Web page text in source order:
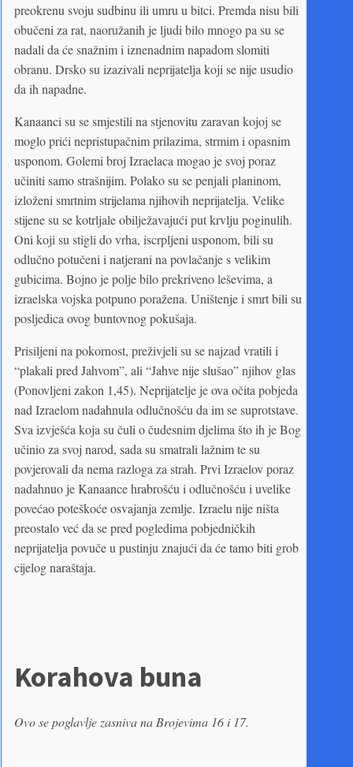
preokrenu svoju sudbinu ili umru u bitci. Premda nisu bili
obučeni za rat, naoružanih je ljudi bilo mnogo pa su se
nadali da će snažnim i iznenadnim napadom slomiti
obranu. Drsko su izazivali neprijatelja koji se nije usudio
da ih napadne.
Kanaanci su se smjestili na stjenovitu zaravan kojoj se
moglo prići nepristupačnim prilazima, strmim i opasnim
usponom. Golemi broj Izraelaca mogao je svoj poraz
učiniti samo strašnijim. Polako su se penjali planinom,
izloženi smrtnim strijelama njihovih neprijatelja. Velike
stijene su se kotrljale obilježavajući put krvlju poginulih.
Oni koji su stigli do vrha, iscrpljeni usponom, bili su
odlučno potučeni i natjerani na povlačanje s velikim
gubicima. Bojno je polje bilo prekriveno leševima, a
izraelska vojska potpuno poražena. Uništenje i smrt bili su
posljedica ovog buntovnog pokušaja.
Prisiljeni na pokornost, preživjeli su se najzad vratili i
“plakali pred Jahvom”, ali “Jahve nije slušao” njihov glas
(Ponovljeni zakon 1,45). Neprijatelje je ova očita pobjeda
nad Izraelom nadahnula odlučnošću da im se suprotstave.
Sva izvješća koja su čuli o čudesnim djelima što ih je Bog
učinio za svoj narod, sada su smatrali lažnim te su
povjerovali da nema razloga za strah. Prvi Izraelov poraz
nadahnuo je Kanaance hrabrošću i odlučnošću i uvelike
povećao poteškoće osvajanja zemlje. Izraelu nije ništa
preostalo već da se pred pogledima pobjedničkih
neprijatelja povuče u pustinju znajući da će tamo biti grob
cijelog naraštaja.
Korahova buna
Ovo se poglavlje zasniva na Brojevima 16 i 17.